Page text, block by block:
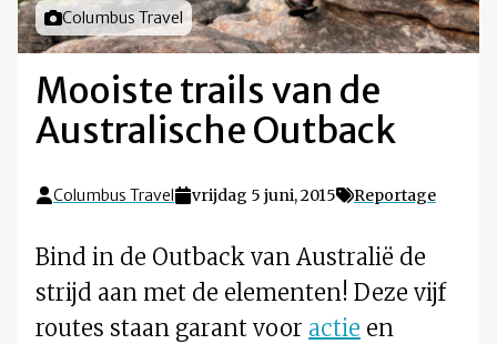
Foto door
Columbus Travel
Mooiste trails van de
Australische Outback
Columbus Travel vrijdag 5 juni, 2015 Reportage
Bind in de Outback van Australië de
strijd aan met de elementen! Deze vijf
routes staan garant voor actie en